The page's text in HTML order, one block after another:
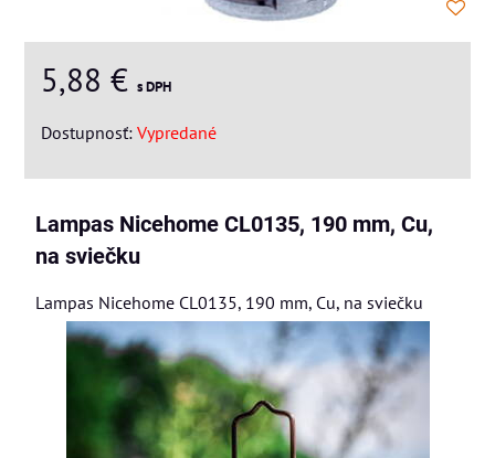
5,88 € s DPH
Dostupnosť: Vypredané
Lampas Nicehome CL0135, 190 mm, Cu,
na sviečku
Lampas Nicehome CL0135, 190 mm, Cu, na sviečku